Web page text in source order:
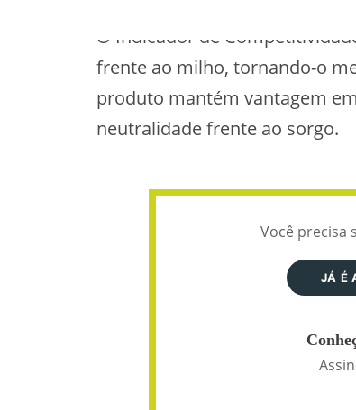
O Indicador de
frente ao milho, tornando-o
produto mantém vantagem
neutralidade frente ao sorgo.
Você precisa
JÁ É